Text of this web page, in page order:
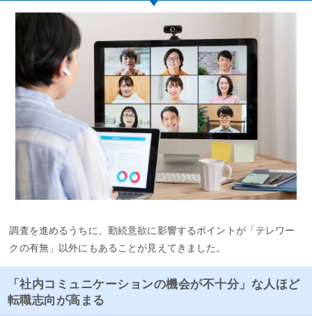
調査を進めるうちに、勤続意欲に影響するポイントが「テレワー
クの有無」以外にもあることが見えてきました。
「社内コミュニケーションの機会が不十分」な人ほど
転職志向が高まる